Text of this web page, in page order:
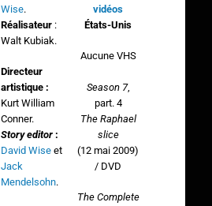
Wise.
Réalisateur:
Walt Kubiak.
Directeur
artistique :
Kurt William
Conner.
Story editor :
David Wise et
Jack
Mendelsohn.
vidéos
États-Unis
Aucune VHS
Season 7,
part. 4
The Raphael
slice
(12 mai 2009)
/ DVD
The Complete